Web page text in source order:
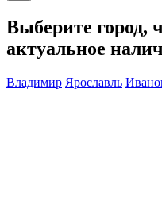
Выберите город,
актуальное
Владимир Ярославль